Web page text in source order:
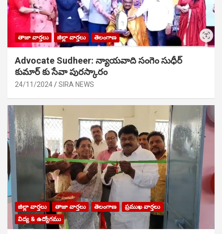
తాజా వార్తలు జిల్లా వార్తలు తెలంగాణ
Advocate Sudheer: న్యాయవాది సంగెం సుధీర్
కుమార్ కు సేవా పురస్కారం
24/11/2024 SIRA NEWS
జిల్లా వార్తలు తాజా వార్తలు తెలంగాణ
ప్రముఖ వార్తలు
విద్య & ఉద్యోగము